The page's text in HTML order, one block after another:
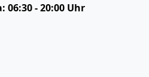
06:30 - 20:00 Uhr